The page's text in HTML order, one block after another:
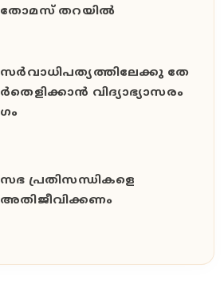
തോമസ് തറയില്‍
സ​ർ​വാ​ധി​പ​ത്യ​ത്തി​ലേ​ക്കു തേ​
ർ​തെ​ളി​ക്കാ​ൻ വി​ദ്യാ​ഭ്യാ​സ​രം​
ഗം
സഭ പ്രതിസന്ധികളെ
അതിജീവിക്കണം